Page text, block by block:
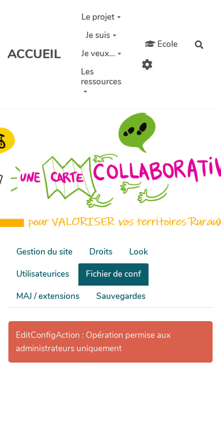
Aller au contenu principal
ACCUEIL
Le projet
Je suis
Je veux...
Les
ressources
Ecole
Gestion du site Droits
Look
Utilisateurices
Fichier de conf
MAJ / extensions
Sauvegardes
EditConfigAction : Opération permise aux
administrateurs uniquement